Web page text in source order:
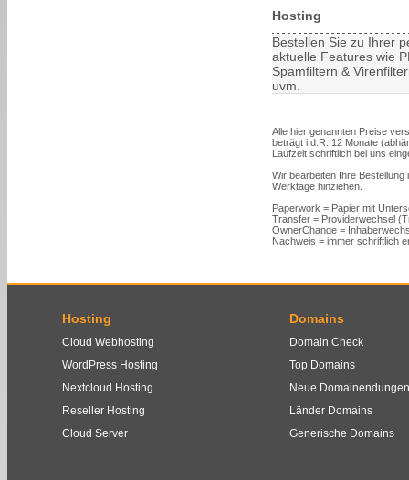
Hosting
Bestellen Sie zu Ihrer
aktuelle Features wie
Spamfiltern &
uvm.
Alle hier genannten Preise
beträgt i.d.R. 12 Monate
Laufzeit schriftlich bei uns
Wir bearbeiten Ihre
Werktage hinziehen.
Paperwork = Papier mit
Transfer = Providerwechsel
OwnerChange =
Nachweis = immer schriftlich
Hosting
Cloud Webhosting
WordPress Hosting
Nextcloud Hosting
Reseller Hosting
Cloud Server
Domains
Domain Check
Top Domains
Neue Domainendungen
Länder Domains
Generische Domains